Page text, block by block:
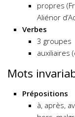
propres
Aliénor
Verbes
3 groupes
auxiliaires
Mots
Prépositions
à, après,